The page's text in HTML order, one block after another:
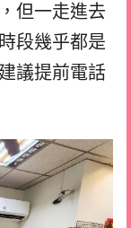
但一走進去
段幾乎都是
議提前電話